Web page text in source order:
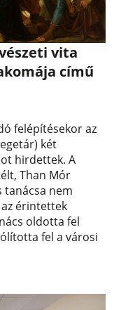
vita
című
felépítésekor az
két
hirdettek. A
Than Mór
tanácsa nem
érintettek
oldotta fel
fel a városi